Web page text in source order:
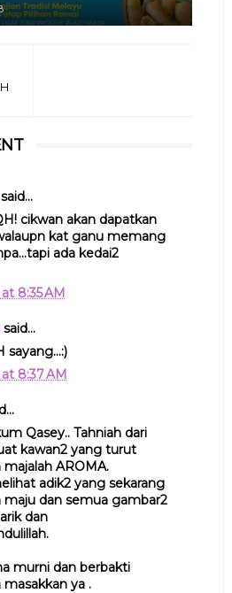
cikwan akan dapatkan
kat ganu memang
ada kedai2
8:35 AM
said...
sayang...:)
8:37 AM
Qasey.. Tahniah dari
kawan2 yang turut
AROMA.
adik2 yang sekarang
dan semua gambar2
dan
murni dan berbakti
ya .